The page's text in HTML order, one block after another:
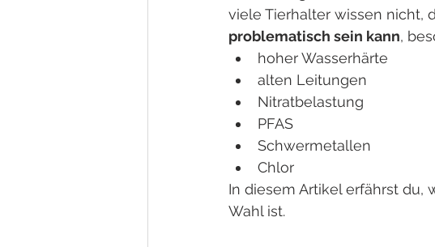
viele Tierhalter wissen nicht,
problematisch sein kann,
hoher Wasserhärte
alten Leitungen
Nitratbelastung
PFAS
Schwermetallen
Chlor
In diesem Artikel erfährst du,
Wahl ist.